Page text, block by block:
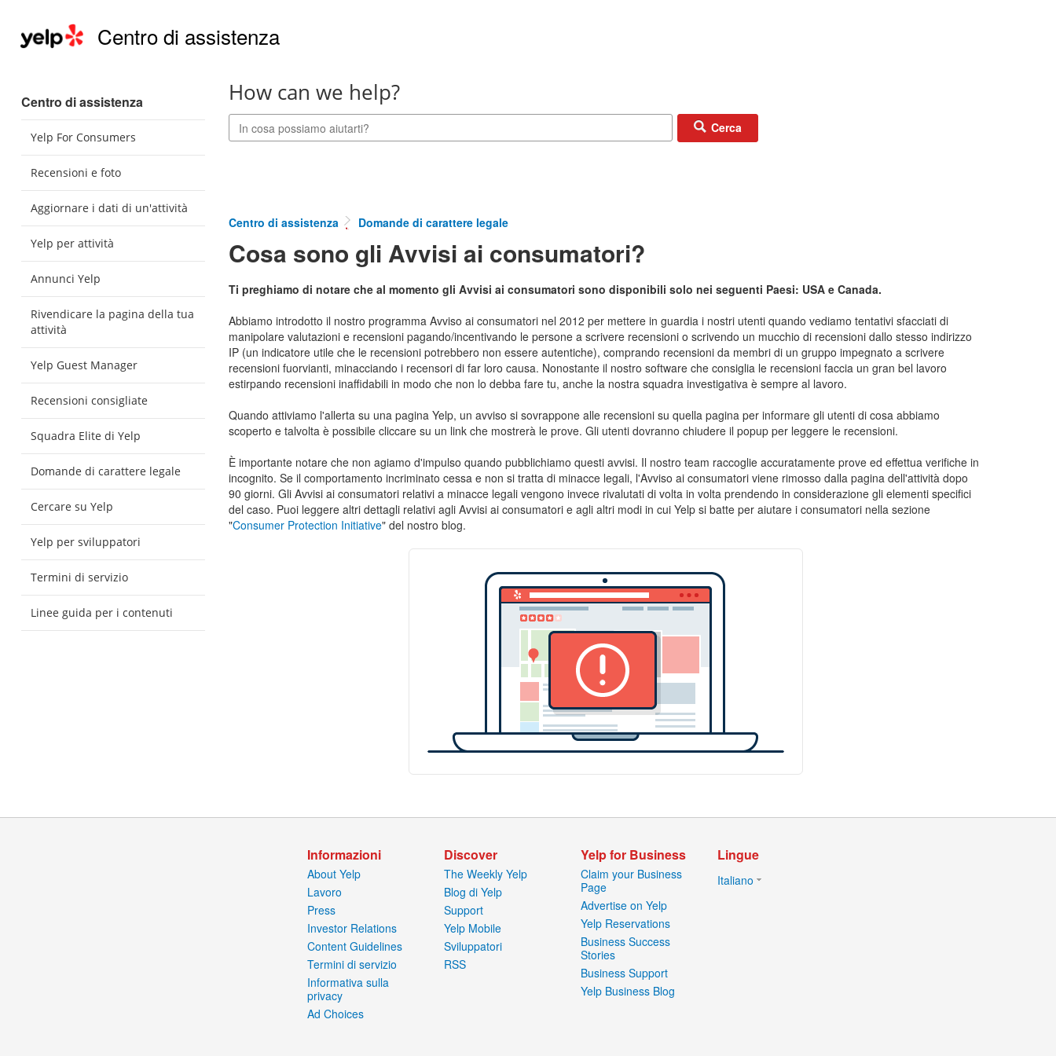
Centro di assistenza
Centro di assistenza
Yelp For Consumers
Recensioni e foto
Aggiornare i dati di un'attività
Yelp per attività
Annunci Yelp
Rivendicare la pagina della tua
attività
Yelp Guest Manager
Recensioni consigliate
Squadra Elite di Yelp
Domande di carattere legale
Cercare su Yelp
Yelp per sviluppatori
Termini di servizio
Linee guida per i contenuti
How can we help?
Cerca
Centro di assistenza Domande di carattere legale
Cosa sono gli Avvisi ai consumatori?
Ti preghiamo di notare che al momento gli Avvisi ai consumatori sono disponibili solo nei seguenti Paesi: USA e Canada.
Abbiamo introdotto il nostro programma Avviso ai consumatori nel 2012 per mettere in guardia i nostri utenti quando vediamo tentativi sfacciati di
manipolare valutazioni e recensioni pagando/incentivando le persone a scrivere recensioni o scrivendo un mucchio di recensioni dallo stesso indirizzo
IP (un indicatore utile che le recensioni potrebbero non essere autentiche), comprando recensioni da membri di un gruppo impegnato a scrivere
recensioni fuorvianti, minacciando i recensori di far loro causa. Nonostante il nostro software che consiglia le recensioni faccia un gran bel lavoro
estirpando recensioni inaffidabili in modo che non lo debba fare tu, anche la nostra squadra investigativa è sempre al lavoro.
Quando attiviamo l'allerta su una pagina Yelp, un avviso si sovrappone alle recensioni su quella pagina per informare gli utenti di cosa abbiamo
scoperto e talvolta è possibile cliccare su un link che mostrerà le prove. Gli utenti dovranno chiudere il popup per leggere le recensioni.
È importante notare che non agiamo d'impulso quando pubblichiamo questi avvisi. Il nostro team raccoglie accuratamente prove ed effettua verifiche in
incognito. Se il comportamento incriminato cessa e non si tratta di minacce legali, l'Avviso ai consumatori viene rimosso dalla pagina dell'attività dopo
90 giorni. Gli Avvisi ai consumatori relativi a minacce legali vengono invece rivalutati di volta in volta prendendo in considerazione gli elementi specifici
del caso. Puoi leggere altri dettagli relativi agli Avvisi ai consumatori e agli altri modi in cui Yelp si batte per aiutare i consumatori nella sezione
"Consumer Protection Initiative" del nostro blog.
Informazioni
About Yelp
Lavoro
Press
Investor Relations
Content Guidelines
Termini di servizio
Informativa sulla
privacy
Ad Choices
Discover
The Weekly Yelp
Blog di Yelp
Support
Yelp Mobile
Sviluppatori
RSS
Yelp for Business
Claim your Business
Page
Advertise on Yelp
Yelp Reservations
Business Success
Stories
Business Support
Yelp Business Blog
Lingue
Italiano